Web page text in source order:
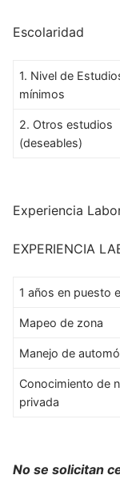
Escolaridad
1. Nivel de
mínimos
2. Otros estudios
(deseables)
Experiencia
EXPERIENCIA
1 años en puesto
Mapeo de zona
Manejo de
Conocimiento de
privada
No se solicitan